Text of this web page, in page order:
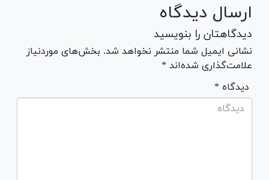
ارسال دیدگاه
دیدگاهتان را بنویسید
نشانی ایمیل شما منتشر نخواهد شد. بخش‌های موردنیاز
علامت‌گذاری شده‌اند *
* دیدگاه